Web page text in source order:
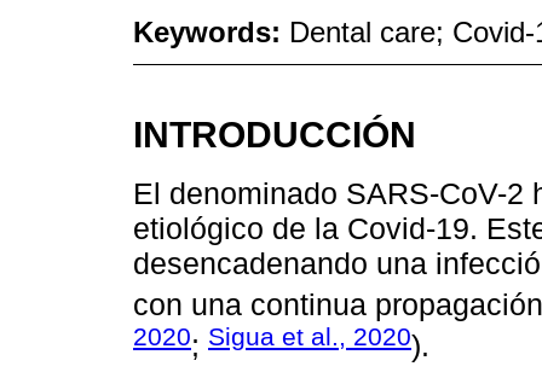
Keywords: Dental care;
INTRODUCCIÓN
El denominado SARS-CoV-
etiológico de la Covid-19.
desencadenando una
con una continua
2020; Sigua et al., 2020).